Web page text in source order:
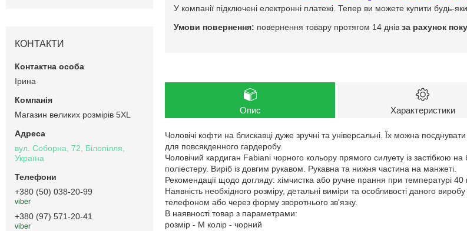
У компанії підключені електронні платежі. Тепер ви можете купити будь-
повернення товару протягом 14 днів за рахунок
Опис Характеристики
Чоловічі кофти на блискавці дуже зручні та універсальні. Їх можна
для повсякденного гардеробу.
Чоловічий кардиган Fabiani чорного кольору прямого силуету із застібкою
поліестеру. Виріб із довгим рукавом. Рукавна та нижня частина на манжеті.
Рекомендації щодо догляду: хімчистка або ручне прання при температурі 40
Наявність необхідного розміру, детальні виміри та особливості даного
телефоном або через форму зворотнього зв'язку.
В наявності товар з параметрами:
розмір - M колір - чорний
КОНТАКТИ
Ірина
Магазин великих розмірів 5XL
вул. Соборна, 72, Білопілля,
Україна
+380 (50) 038-20-99
viber
+380 (97) 571-20-41
viber